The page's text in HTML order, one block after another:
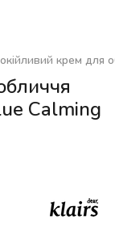
крем для
Calming